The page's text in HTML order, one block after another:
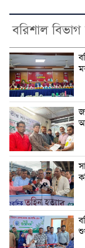
বরিশাল বিভাগ